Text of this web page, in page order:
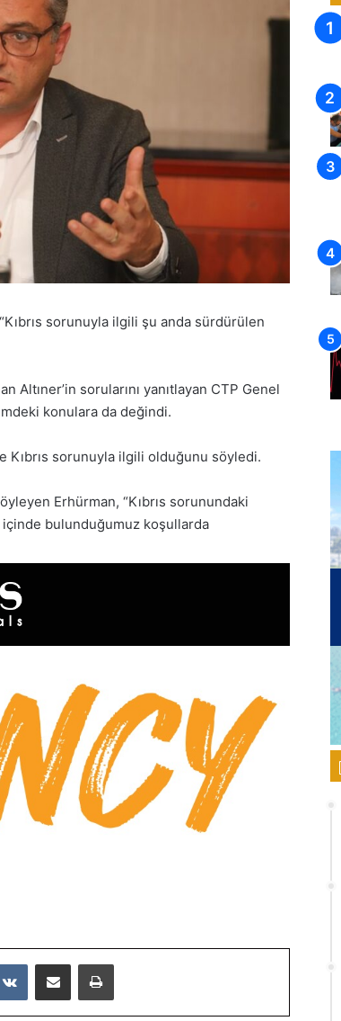
sorunuyla ilgili şu anda sürdürülen
Altıner’in sorularını yanıtlayan CTP Genel
konulara da değindi.
sorunuyla ilgili olduğunu söyledi.
Erhürman, “Kıbrıs sorunundaki
bulunduğumuz koşullarda
VKontakteE-Posta ile paylaş Yazdır